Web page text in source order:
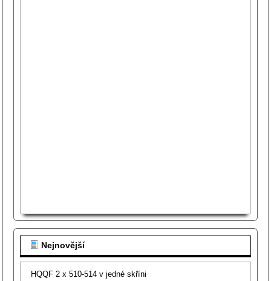
Nejnovější
HQQF 2 x 510-514 v jedné skříni